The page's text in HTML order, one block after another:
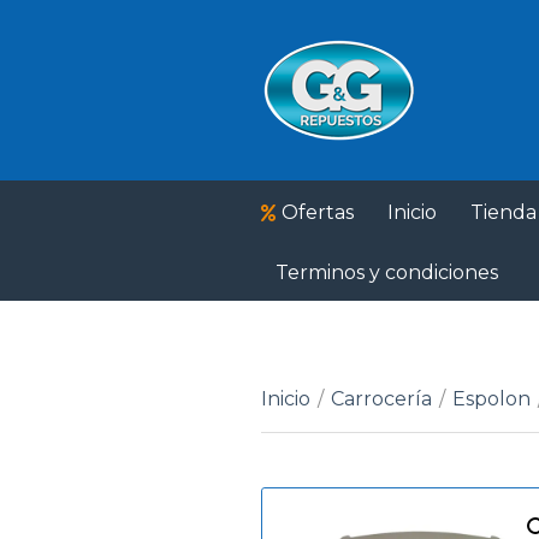
Ofertas Inicio Tienda
Terminos y condiciones
Inicio / Carrocería / Espolon